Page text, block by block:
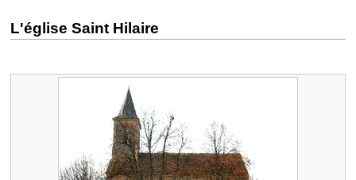
à
à
L'église Saint Hilaire